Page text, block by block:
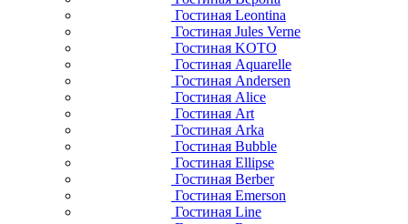
Гостиная Leontina
Гостиная Jules Verne
Гостиная KOTO
Гостиная Aquarelle
Гостиная Andersen
Гостиная Alice
Гостиная Art
Гостиная Arka
Гостиная Bubble
Гостиная Ellipse
Гостиная Berber
Гостиная Emerson
Гостиная Line